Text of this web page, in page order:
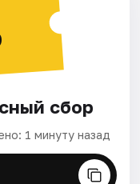
сбор
1 минуту назад